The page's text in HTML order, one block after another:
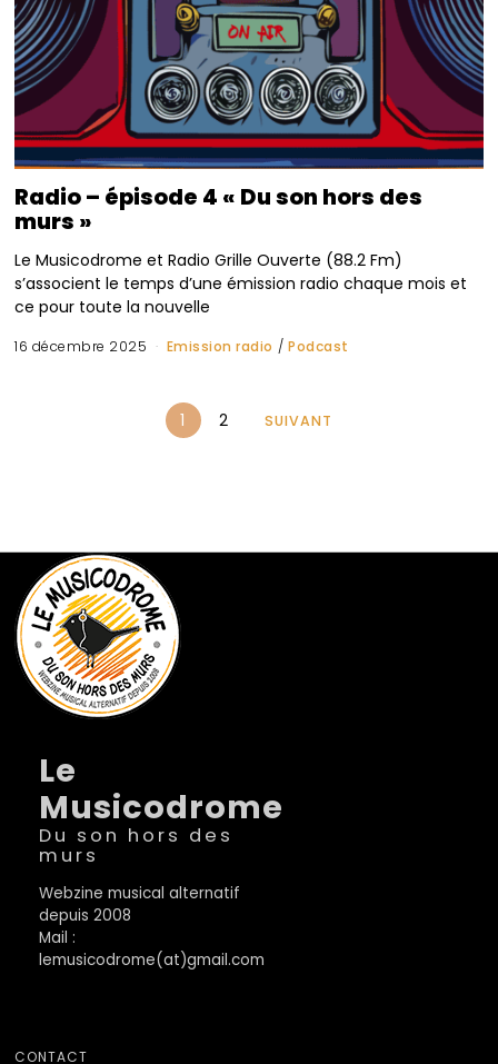
Radio – épisode 4 « Du son hors des
murs »
Le Musicodrome et Radio Grille Ouverte (88.2 Fm)
s’associent le temps d’une émission radio chaque mois et
ce pour toute la nouvelle
16 décembre 2025 Emission radio / Podcast
1 2 SUIVANT
Le
Musicodrome
Du son hors des
murs
Webzine musical alternatif
depuis 2008
Mail :
lemusicodrome(at)gmail.com
CONTACT